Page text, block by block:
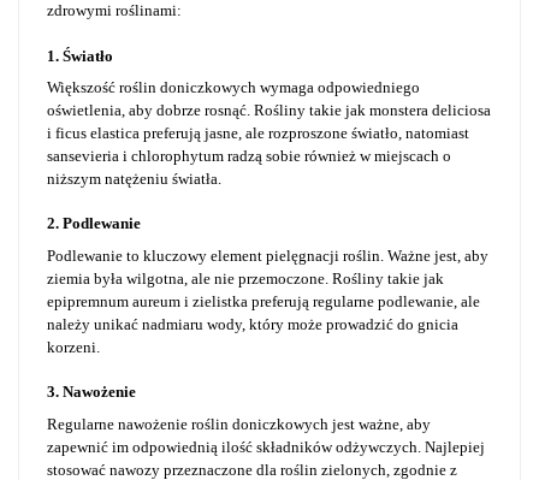
zdrowymi roślinami:
1. Światło
Większość roślin doniczkowych wymaga odpowiedniego
oświetlenia, aby dobrze rosnąć. Rośliny takie jak monstera deliciosa
i ficus elastica preferują jasne, ale rozproszone światło, natomiast
sansevieria i chlorophytum radzą sobie również w miejscach o
niższym natężeniu światła.
2. Podlewanie
Podlewanie to kluczowy element pielęgnacji roślin. Ważne jest, aby
ziemia była wilgotna, ale nie przemoczone. Rośliny takie jak
epipremnum aureum i zielistka preferują regularne podlewanie, ale
należy unikać nadmiaru wody, który może prowadzić do gnicia
korzeni.
3. Nawożenie
Regularne nawożenie roślin doniczkowych jest ważne, aby
zapewnić im odpowiednią ilość składników odżywczych. Najlepiej
stosować nawozy przeznaczone dla roślin zielonych, zgodnie z